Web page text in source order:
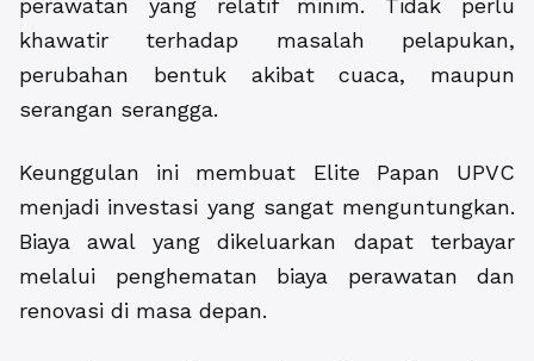
perawatan yang relatif minim. Tidak perlu
khawatir terhadap masalah pelapukan,
perubahan bentuk akibat cuaca, maupun
serangan serangga.
Keunggulan ini membuat Elite Papan UPVC
menjadi investasi yang sangat menguntungkan.
Biaya awal yang dikeluarkan dapat terbayar
melalui penghematan biaya perawatan dan
renovasi di masa depan.